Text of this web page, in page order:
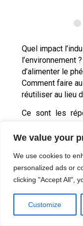
We value your
We use cookies to
personalized ads or
clicking "Accept All",
Customize
Quel impact
l’environnement
d’alimenter le
Comment faire
réutiliser au lieu
Ce sont les
novembre 2022,
échelle.
Le temps de
ateliers, des
collecte de linge